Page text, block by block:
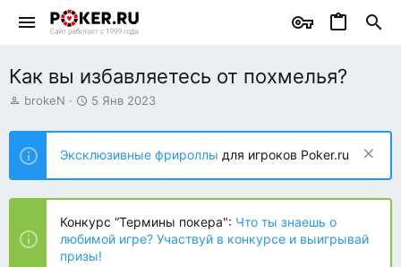
Как вы избавляетесь от похмелья?
А
т
о
р
т
е
ы
brokeN
Д
т
н
а
ч
л
а
5 Янв 2023
Эксклюзивные фрироллы для игроков Poker.ru
Конкурс “Термины покера": Что ты знаешь о
любимой игре? Участвуй в конкурсе и выигрывай
призы!